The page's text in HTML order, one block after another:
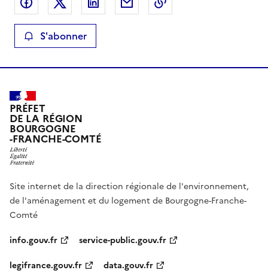
S'abonner
PRÉFET
DE LA RÉGION
BOURGOGNE
-FRANCHE-COMTÉ
Site internet de la direction régionale de l'environnement,
de l'aménagement et du logement de Bourgogne-Franche-
Comté
info.gouv.fr
service-public.gouv.fr
legifrance.gouv.fr
data.gouv.fr